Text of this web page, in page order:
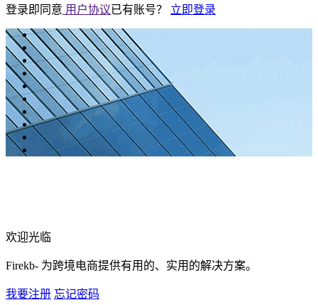
登录即同意 用户协议已有账号？ 立即登录
欢迎光临
Firekb- 为跨境电商提供有用的、实用的解决方案。
我要注册 忘记密码